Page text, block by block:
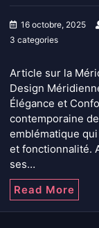
16 octobre, 2025
3 categories
Article sur la
Design
Élégance et
contemporaine
emblématique
et fonctionnalité.
ses…
Read More